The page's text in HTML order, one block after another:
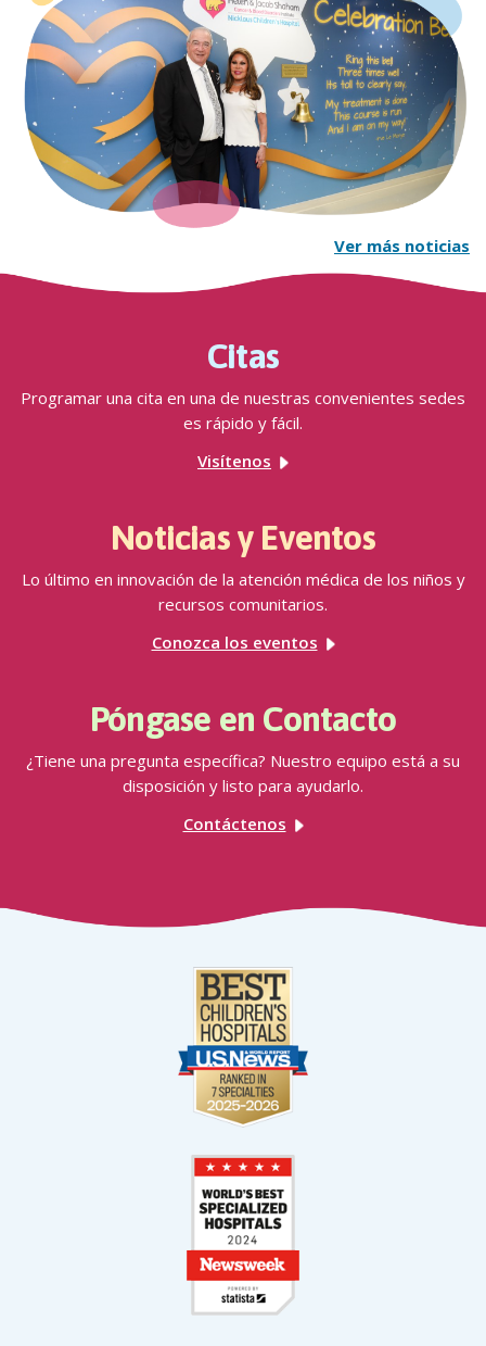
Ver más noticias
Citas
Programar una cita en una de nuestras convenientes sedes
es rápido y fácil.
Visítenos
Noticias y Eventos
Lo último en innovación de la atención médica de los niños y
recursos comunitarios.
Conozca los eventos
Póngase en Contacto
¿Tiene una pregunta específica? Nuestro equipo está a su
disposición y listo para ayudarlo.
Contáctenos